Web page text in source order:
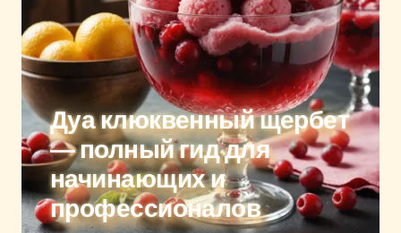
Дуа клюквенный щербет
— полный гид для
начинающих и
профессионалов